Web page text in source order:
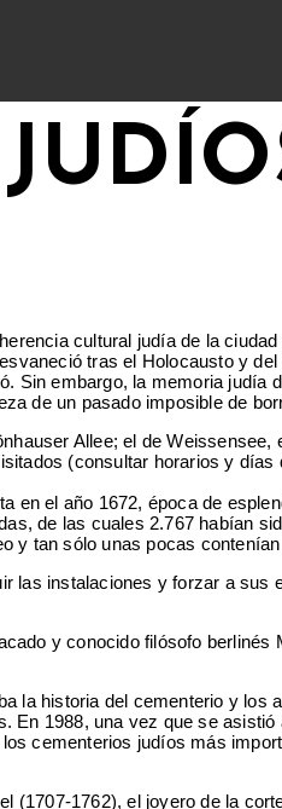
cultural judía de la
tras el Holocausto y
Sin embargo, la memoria judía
de un pasado imposible de
Allee; el de
(consultar horarios y
el año 1672, época de
de las cuales 2.767 habían
y tan sólo unas pocas
las instalaciones y forzar a sus
y conocido filósofo
la historia del cementerio y los
1988, una vez que se
cementerios judíos más
1762), el joyero de la